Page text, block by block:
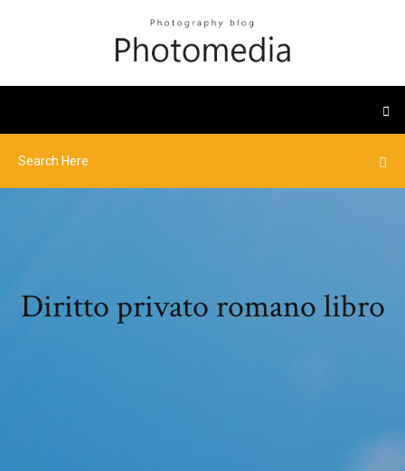
Diritto privato romano libro